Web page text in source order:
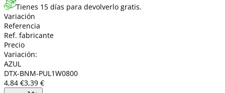
Tienes 15 días para devolverlo gratis.
Variación
Referencia
Ref. fabricante
Precio
Variación:
AZUL
DTX-BNM-PUL1W0800
4,84 €3,39 €